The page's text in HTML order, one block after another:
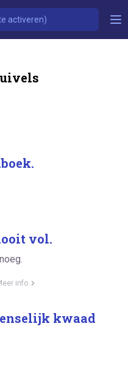
vol.
info
kwaad